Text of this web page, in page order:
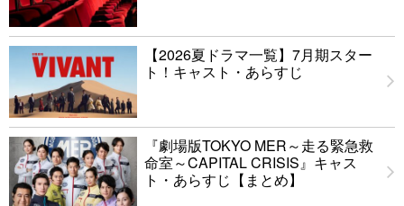
【2026夏ドラマ一覧】7月期スター
ト！キャスト・あらすじ
『劇場版TOKYO MER～走る緊急救
命室～CAPITAL CRISIS』キャス
ト・あらすじ【まとめ】